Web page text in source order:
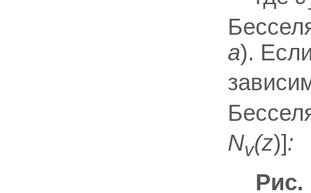
а).
Nv(z)]: